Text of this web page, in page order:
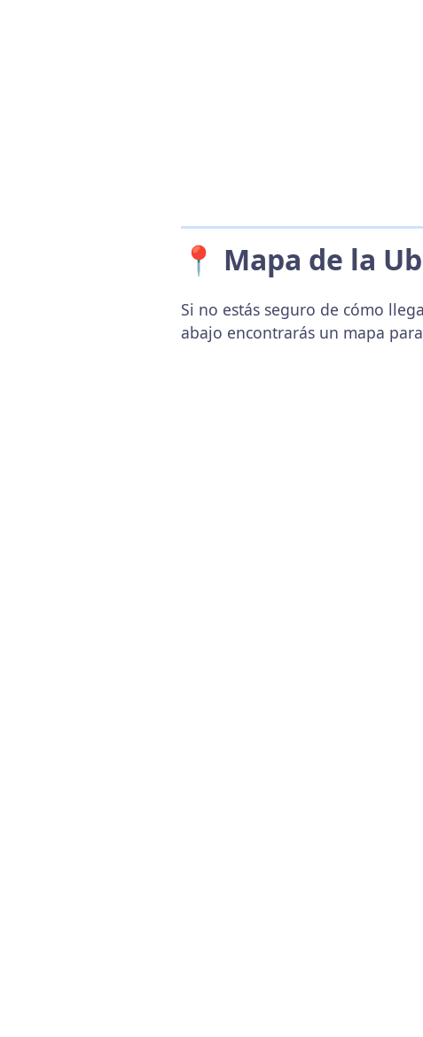
📍 Mapa de la
Si no estás seguro de cómo
abajo encontrarás un mapa